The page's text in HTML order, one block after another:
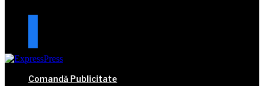
Comandă Publicitate